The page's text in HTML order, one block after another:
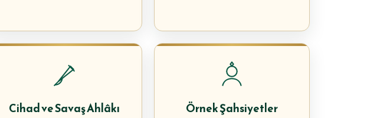
Cihad ve Savaş Ahlâkı Örnek Şahsiyetler